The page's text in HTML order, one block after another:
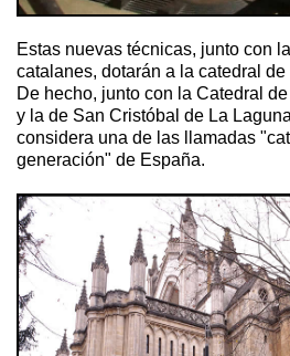
Estas nuevas técnicas, junto con
catalanes, dotarán a la catedral
De hecho, junto con la Catedral
y la de San Cristóbal de La
considera una de las llamadas
generación" de España.